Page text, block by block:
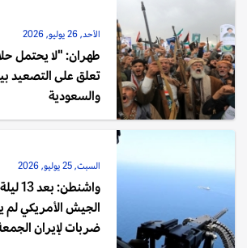
الأحد, 26 يوليو, 2026
طهران: "لا يحتمل
تعلق على التصعيد
والسعودية
السبت, 25 يوليو, 2026
الجيش الأمريكي لم
ضربات لإيران